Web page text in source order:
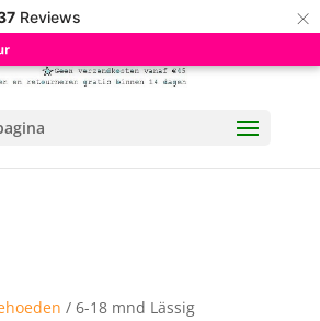
Reviews ×
/ 6-18 mnd Lässig